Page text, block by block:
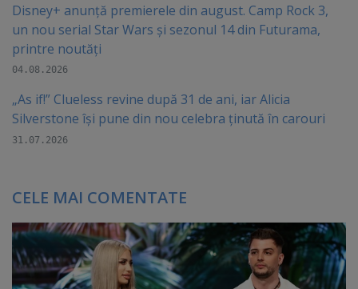
Disney+ anunță premierele din august. Camp Rock 3,
un nou serial Star Wars și sezonul 14 din Futurama,
printre noutăți
04.08.2026
„As if!” Clueless revine după 31 de ani, iar Alicia
Silverstone își pune din nou celebra ținută în carouri
31.07.2026
CELE MAI COMENTATE